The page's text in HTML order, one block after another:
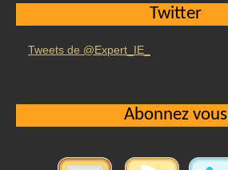
Twitter
Tweets de @Expert_IE_
Abonnez vous